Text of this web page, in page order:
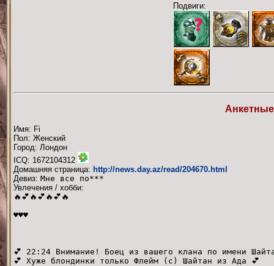
Подвиги:
Имя: Fi
Пол: Женский
Город: Лондон
ICQ: 1672104312
Домашняя страница: http://news.day.az/read/204670.html
Девиз: Мне все по***
Увлечения / хобби:
🔥💕🔥💕🔥💕🔥
♥♥♥
💕 22:24 Внимание! Боец из вашего клана по имени
💕 Хуже блондинки только Флейм (с) Шайтан из Ада 💕